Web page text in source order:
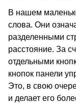
В нашем
слова. Они
разделенными
расстояние. За
отдельными
кнопок панели
Это, в свою
и делает его